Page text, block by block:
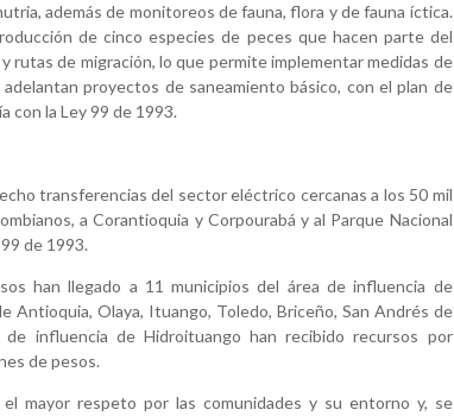
además de monitoreos de fauna, flora y de fauna íctica.
de cinco especies de peces que hacen parte del
de migración, lo que permite implementar medidas de
proyectos de saneamiento básico, con el plan de
con la Ley 99 de 1993.
transferencias del sector eléctrico cercanas a los 50 mil
a Corantioquia y Corpourabá y al Parque Nacional
de 1993.
han llegado a 11 municipios del área de influencia de
Antioquia, Olaya, Ituango, Toledo, Briceño, San Andrés de
influencia de Hidroituango han recibido recursos por
de pesos.
mayor respeto por las comunidades y su entorno y, se